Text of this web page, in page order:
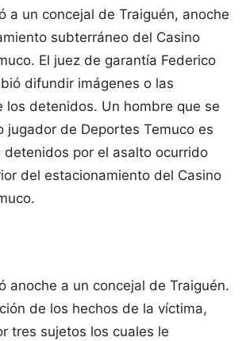
a un concejal de Traiguén, anoche
subterráneo del Casino
El juez de garantía Federico
difundir imágenes o las
los detenidos. Un hombre que se
jugador de Deportes Temuco es
detenidos por el asalto ocurrido
del estacionamiento del Casino
anoche a un concejal de Traiguén.
de los hechos de la víctima,
tres sujetos los cuales le